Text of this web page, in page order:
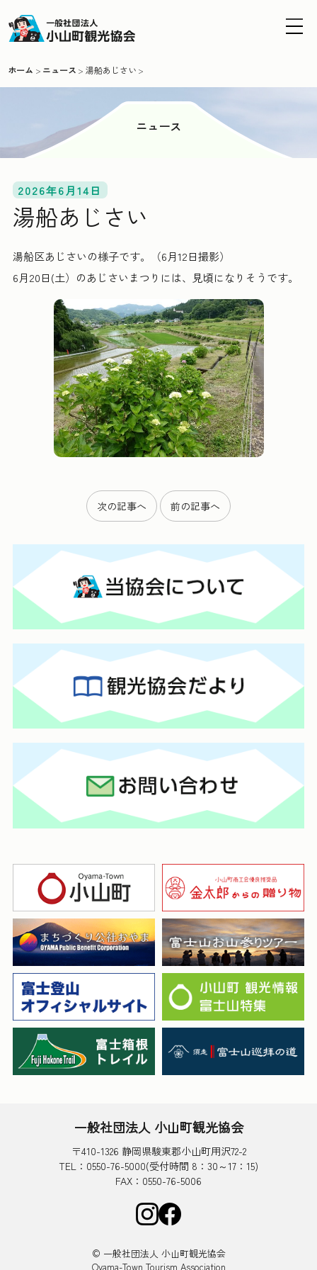
MENU
ホーム ニュース 湯船あじさい
ニュース
2026年6月14日
湯船あじさい
湯船区あじさいの様子です。（6月12日撮影）
6月20日(土）のあじさいまつりには、見頃になりそうです。
次の記事へ 前の記事へ
一般社団法人 小山町観光協会
〒410-1326 静岡県駿東郡小山町用沢72-2
TEL：0550-76-5000(受付時間 8：30～17：15)
FAX：0550-76-5006
© 一般社団法人 小山町観光協会
Oyama-Town Tourism Association